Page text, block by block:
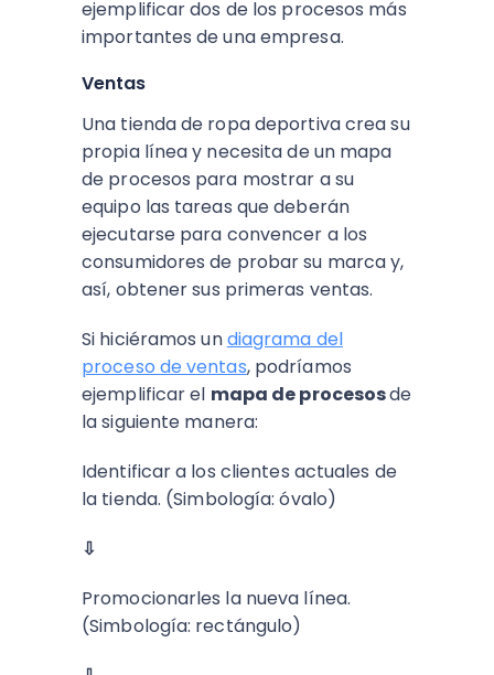
ejemplificar dos de los procesos más
importantes de una empresa.
Ventas
Una tienda de ropa deportiva crea su
propia línea y necesita de un mapa
de procesos para mostrar a su
equipo las tareas que deberán
ejecutarse para convencer a los
consumidores de probar su marca y,
así, obtener sus primeras ventas.
Si hiciéramos undiagrama del
proceso de ventas, podríamos
ejemplificar el mapa de procesosde
la siguiente manera:
Identificar a los clientes actuales de
la tienda. (Simbología: óvalo)
⇩
Promocionarles la nueva línea.
(Simbología: rectángulo)